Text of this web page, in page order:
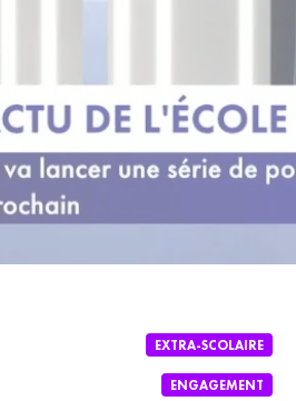
EXTRA-SCOLAIRE
ENGAGEMENT